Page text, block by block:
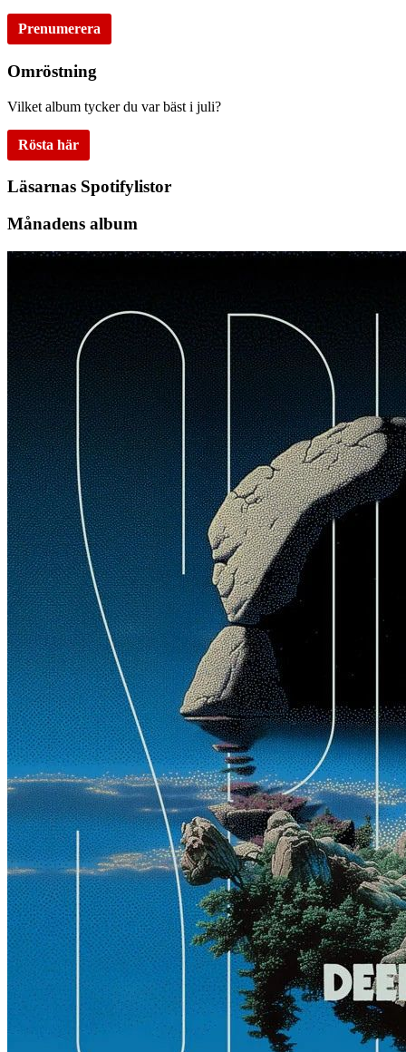
Prenumerera
Omröstning
Vilket album tycker du var bäst i juli?
Rösta här
Läsarnas Spotifylistor
Månadens album